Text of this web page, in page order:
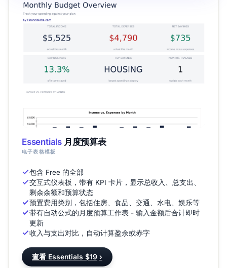
Essentials月度预算表
电子表格模板
包含 Free 的全部
交互式仪表板，带有 KPI 卡片，显示总收入、总支出、
剩余余额和预算状态
预置费用类别，包括住房、食品、交通、水电、娱乐等
带有自动公式的月度预算工作表 - 输入金额后合计即时
更新
收入与支出对比，自动计算盈余或赤字
查看 Essentials $19 ›